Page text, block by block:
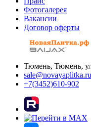
Фотогалерея
Вакансии
Договор оферты
Тюмень, Тюмень,
sale@novayaplitka.ru
+7(3452)610-902